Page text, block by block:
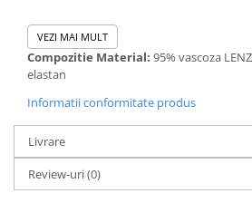
VEZI MAI MULT
Compozitie Material: 95% vascoza
elastan
Informatii conformitate produs
Livrare
Review-uri(0)